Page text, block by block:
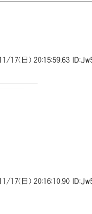
17(日) 20:15:59.63
17(日) 20:16:10.90